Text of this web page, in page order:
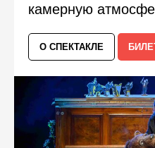
камерную
О СПЕКТАКЛЕ